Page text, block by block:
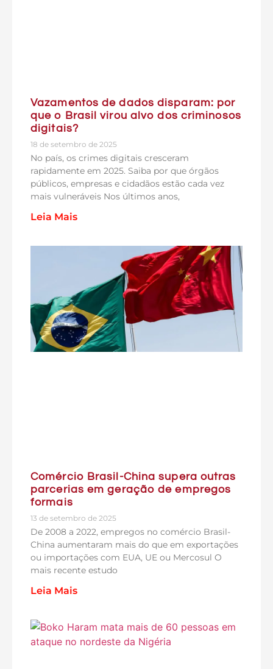
Vazamentos de dados disparam: por
que o Brasil virou alvo dos criminosos
digitais?
18 de setembro de 2025
No país, os crimes digitais cresceram
rapidamente em 2025. Saiba por que órgãos
públicos, empresas e cidadãos estão cada vez
mais vulneráveis Nos últimos anos,
Leia Mais
Comércio Brasil-China supera outras
parcerias em geração de empregos
formais
13 de setembro de 2025
De 2008 a 2022, empregos no comércio Brasil-
China aumentaram mais do que em exportações
ou importações com EUA, UE ou Mercosul O
mais recente estudo
Leia Mais